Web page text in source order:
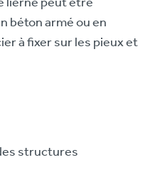
béton armé ou en
à fixer sur les pieux et
structures